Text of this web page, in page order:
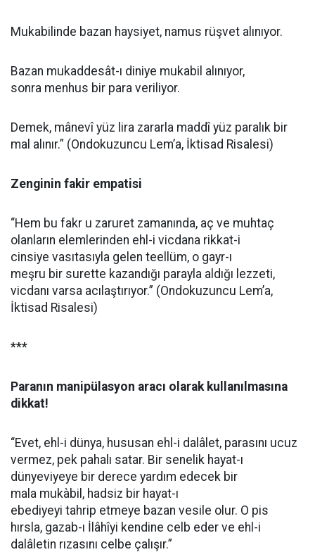
Mukabilinde bazan haysiyet, namus rüşvet alınıyor.
Bazan mukaddesât-ı diniye mukabil alınıyor,
sonra menhus bir para veriliyor.
Demek, mânevî yüz lira zararla maddî yüz paralık bir
mal alınır.” (Ondokuzuncu Lem’a, İktisad Risalesi)
Zenginin fakir empatisi
“Hem bu fakr u zaruret zamanında, aç ve muhtaç
olanların elemlerinden ehl-i vicdana rikkat-i
cinsiye vasıtasıyla gelen teellüm, o gayr-ı
meşru bir surette kazandığı parayla aldığı lezzeti,
vicdanı varsa acılaştırıyor.” (Ondokuzuncu Lem’a,
İktisad Risalesi)
***
Paranın manipülasyon aracı olarak kullanılmasına
dikkat!
“Evet, ehl-i dünya, hususan ehl-i dalâlet, parasını ucuz
vermez, pek pahalı satar. Bir senelik hayat-ı
dünyeviyeye bir derece yardım edecek bir
mala mukàbil, hadsiz bir hayat-ı
ebediyeyi tahrip etmeye bazan vesile olur. O pis
hırsla, gazab-ı İlâhîyi kendine celb eder ve ehl-i
dalâletin rızasını celbe çalışır.”